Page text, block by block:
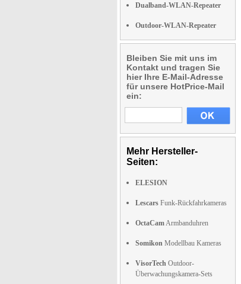
Dualband-WLAN-Repeater
Outdoor-WLAN-Repeater
Bleiben Sie mit uns im
Kontakt und tragen Sie
hier Ihre E-Mail-Adresse
für unsere HotPrice-Mail
ein:
Mehr Hersteller-
Seiten:
ELESION
Lescars Funk-Rückfahrkameras
OctaCamArmbanduhren
Somikon Modellbau Kameras
VisorTech Outdoor-
Überwachungskamera-Sets